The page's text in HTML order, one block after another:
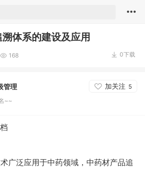
体系的建设及应用
168 0下载
管理 加关注 5
~~
泛应用于中药领域，中药材产品追